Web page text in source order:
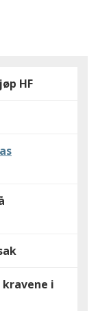
HF
i